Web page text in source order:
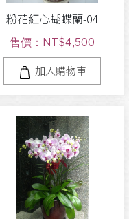
粉花紅心蝴蝶蘭-04
售價：NT$4,500
加入購物車